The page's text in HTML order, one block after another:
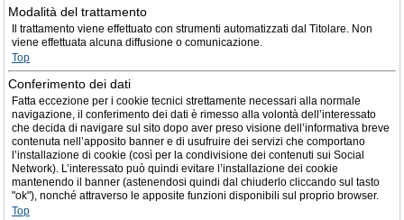
Modalità del trattamento
Il trattamento viene effettuato con strumenti automatizzati dal Titolare. Non
viene effettuata alcuna diffusione o comunicazione.
Top
Conferimento dei dati
Fatta eccezione per i cookie tecnici strettamente necessari alla normale
navigazione, il conferimento dei dati è rimesso alla volontà dell’interessato
che decida di navigare sul sito dopo aver preso visione dell’informativa breve
contenuta nell’apposito banner e di usufruire dei servizi che comportano
l’installazione di cookie (così per la condivisione dei contenuti sui Social
Network). L’interessato può quindi evitare l’installazione dei cookie
mantenendo il banner (astenendosi quindi dal chiuderlo cliccando sul tasto
"ok"), nonché attraverso le apposite funzioni disponibili sul proprio browser.
Top